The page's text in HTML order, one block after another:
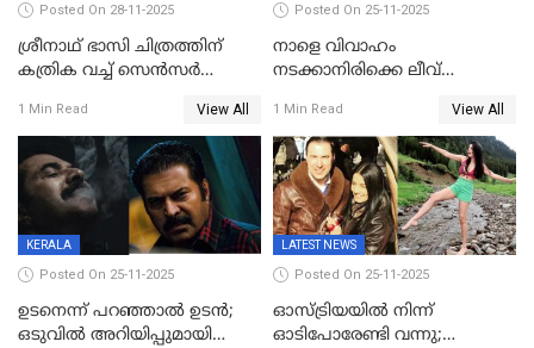
Posted On 28-11-2025
ശ്രീനാഥ് ഭാസി ചിത്രത്തിന്
കത്രിക വച്ച് സെൻസർ
മാറ്റണം';പൊങ്കാല റിലീസ് മാറ്റി
1 Min Read View All
Posted On 25-11-2025
നാളെ വിവാഹം
നടക്കാനിരിക്കെ ലീവ്
സൂപ്പർവൈസർ
ജീവനൊടുക്കി
1 Min Read View All
KERALA
Posted On 25-11-2025
ഉടനെന്ന് പറഞ്ഞാൽ ഉടൻ;
ഒടുവിൽ അറിയിപ്പുമായി
LATEST NEWS
Posted On 25-11-2025
ഓസ്ട്രിയയിൽ നിന്ന്
ഓടിപോരേണ്ടി വന്നു;